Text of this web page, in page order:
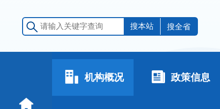
搜全省
机构概况 政策信息